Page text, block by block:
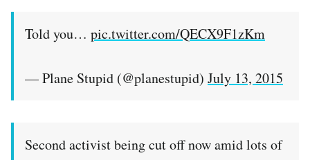
Told you… pic.twitter.com/QECX9F1zKm
— Plane Stupid (@planestupid) July 13, 2015
Second activist being cut off now amid lots of